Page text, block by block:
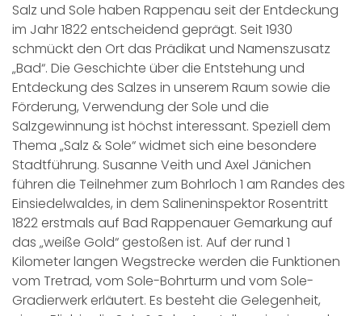
Salz und Sole haben Rappenau seit der Entdeckung
im Jahr 1822 entscheidend geprägt. Seit 1930
schmückt den Ort das Prädikat und Namenszusatz
„Bad“. Die Geschichte über die Entstehung und
Entdeckung des Salzes in unserem Raum sowie die
Förderung, Verwendung der Sole und die
Salzgewinnung ist höchst interessant. Speziell dem
Thema „Salz & Sole“ widmet sich eine besondere
Stadtführung. Susanne Veith und Axel Jänichen
führen die Teilnehmer zum Bohrloch 1 am Randes des
Einsiedelwaldes, in dem Salineninspektor Rosentritt
1822 erstmals auf Bad Rappenauer Gemarkung auf
das „weiße Gold“ gestoßen ist. Auf der rund 1
Kilometer langen Wegstrecke werden die Funktionen
vom Tretrad, vom Sole-Bohrturm und vom Sole-
Gradierwerk erläutert. Es besteht die Gelegenheit,